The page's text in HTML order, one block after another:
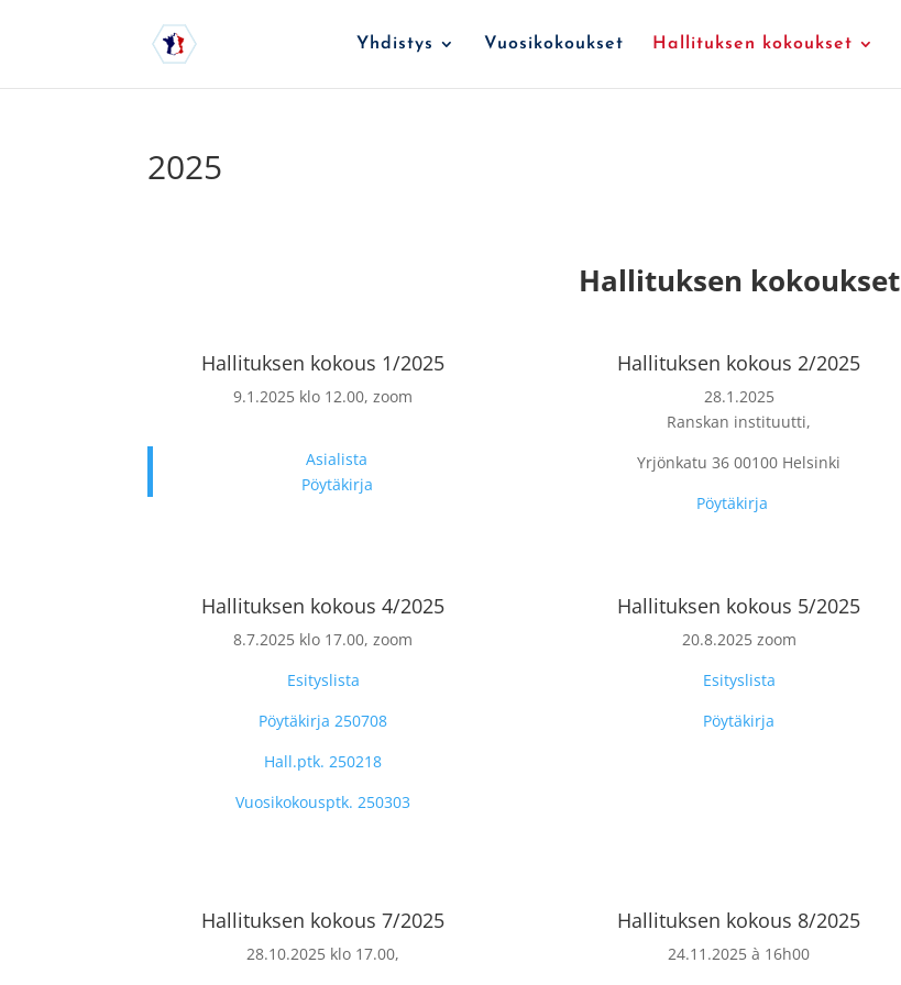
Yhdistys Vuosikokoukset Hallituksen kokoukset
2025
Hallituksen kokoukset
Hallituksen kokous 1/2025
9.1.2025 klo 12.00, zoom
Asialista
Pöytäkirja
Hallituksen kokous 2/2025
28.1.2025
Ranskan instituutti,
Yrjönkatu 36 00100 Helsinki
Pöytäkirja
Hallituksen kokous 4/2025
8.7.2025 klo 17.00, zoom
Esityslista
Pöytäkirja 250708
Hall.ptk. 250218
Vuosikokousptk. 250303
Hallituksen kokous 5/2025
20.8.2025 zoom
Esityslista
Pöytäkirja
Hallituksen kokous 7/2025
28.10.2025 klo 17.00,
Hallituksen kokous 8/2025
24.11.2025 à 16h00